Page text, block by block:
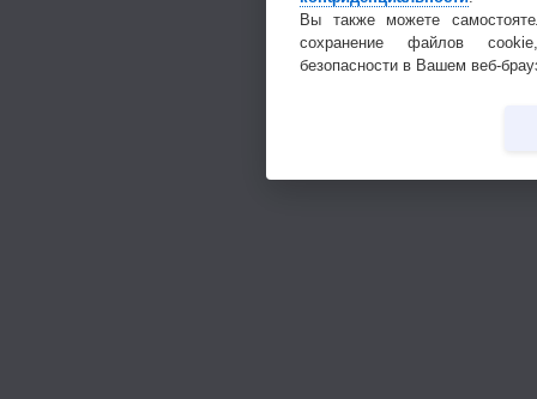
Вы также можете
сохранение файлов
безопасности в Вашем веб-